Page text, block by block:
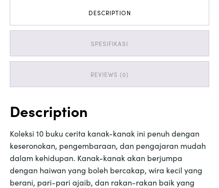
DESCRIPTION
SPESIFIKASI
REVIEWS (0)
Description
Koleksi 10 buku cerita kanak-kanak ini penuh dengan
keseronokan, pengembaraan, dan pengajaran mudah
dalam kehidupan. Kanak-kanak akan berjumpa
dengan haiwan yang boleh bercakap, wira kecil yang
berani, pari-pari ajaib, dan rakan-rakan baik yang